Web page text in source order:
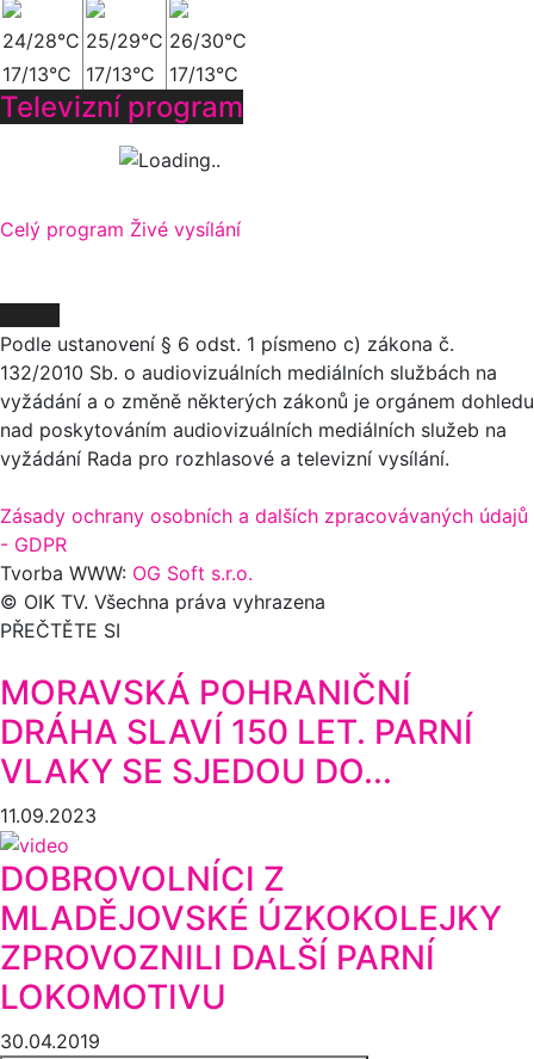
24/28°C 25/29°C 26/30°C
17/13°C
17/13°C 17/13°C
Televizní program
Celý program Živé vysílání
Podle ustanovení § 6 odst. 1 písmeno c) zákona č.
132/2010 Sb. o audiovizuálních mediálních službách na
vyžádání a o změně některých zákonů je orgánem dohledu
nad poskytováním audiovizuálních mediálních služeb na
vyžádání Rada pro rozhlasové a televizní vysílání.
Zásady ochrany osobních a dalších zpracovávaných údajů
- GDPR
Tvorba WWW: OG Soft s.r.o.
© OIK TV. Všechna práva vyhrazena
PŘEČTĚTE SI
MORAVSKÁ POHRANIČNÍ
DRÁHA SLAVÍ 150 LET. PARNÍ
VLAKY SE SJEDOU DO...
11.09.2023
DOBROVOLNÍCI Z
MLADĚJOVSKÉ ÚZKOKOLEJKY
ZPROVOZNILI DALŠÍ PARNÍ
LOKOMOTIVU
30.04.2019